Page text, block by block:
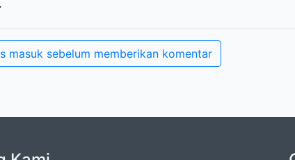
masuk sebelum memberikan komentar